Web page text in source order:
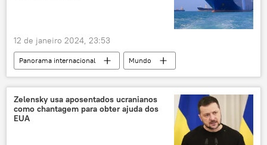
12 de janeiro 2024, 23:53
Panorama internacional
Mundo
Ásia e Oceania
Zhang Jun
China
Estados Unidos
Pequim
Conselho de Segurança das Nações Unidas
Zelensky usa aposentados ucranianos
como chantagem para obter ajuda dos
EUA